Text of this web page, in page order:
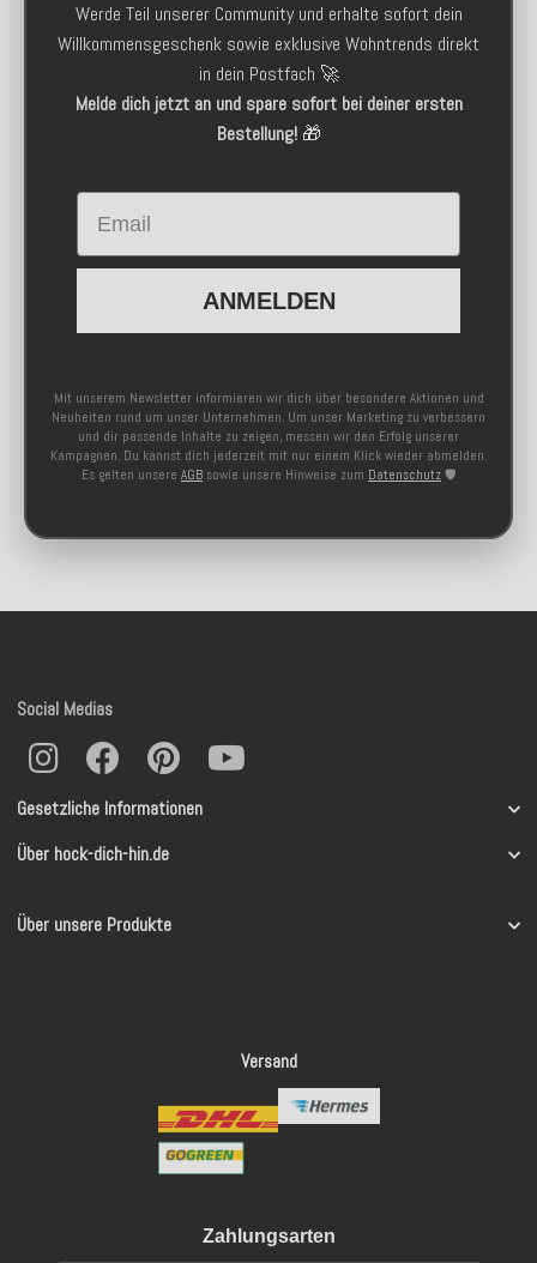
Werde Teil unserer Community und erhalte sofort dein
Willkommensgeschenk sowie exklusive Wohntrends direkt
in dein Postfach 🚀
Melde dich jetzt an und spare sofort bei deiner ersten
Bestellung!🎁
Email
ANMELDEN
Mit unserem Newsletter informieren wir dich über besondere Aktionen und
Neuheiten rund um unser Unternehmen. Um unser Marketing zu verbessern
und dir passende Inhalte zu zeigen, messen wir den Erfolg unserer
Kampagnen. Du kannst dich jederzeit mit nur einem Klick wieder abmelden.
Es gelten unsere AGB sowie unsere Hinweise zum Datenschutz 🛡️
Gesetzliche Informationen
Über hock-dich-hin.de
Über unsere Produkte
Social Medias
Versand
Zahlungsarten